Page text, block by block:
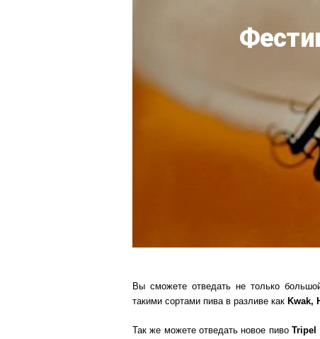
Вы сможете отведать не только
такими сортами пива в разливе как Kwak,
Так же можете отведать новое пивоTripel